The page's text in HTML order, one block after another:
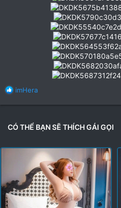
R
t
imHera
CÓ THỂ BẠN SẼ THÍCH GÁI GỌI